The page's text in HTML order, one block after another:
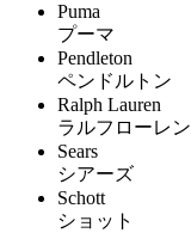
Puma
プーマ
Pendleton
ペンドルトン
Ralph Lauren
ラルフローレン
Sears
シアーズ
Schott
ショット